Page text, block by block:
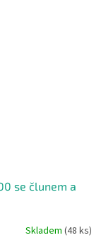
se člunem a
Skladem (48 ks)